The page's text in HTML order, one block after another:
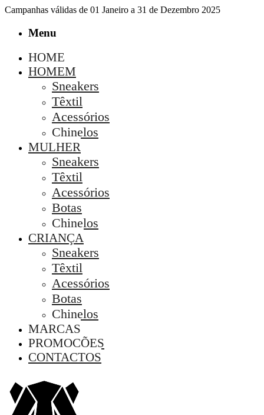
Campanhas válidas de 01 Janeiro a 31 de Dezembro 2025
Menu
HOME
HOMEM
Sneakers
Têxtil
Acessórios
Chinelos
MULHER
Sneakers
Têxtil
Acessórios
Botas
Chinelos
CRIANÇA
Sneakers
Têxtil
Acessórios
Botas
Chinelos
MARCAS
PROMOÇÕES
CONTACTOS